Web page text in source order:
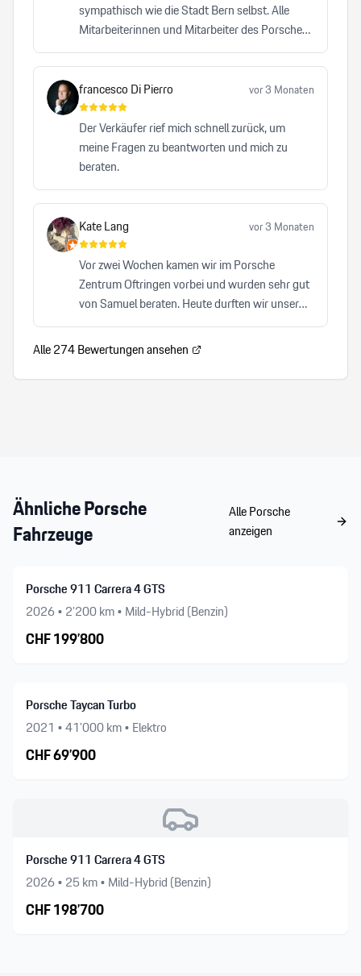
sympathisch wie die Stadt Bern selbst. Alle
Mitarbeiterinnen und Mitarbeiter des Porsche
Zentrums Bern leisten einen bemerkenswerten
Beitrag dazu, dass die Traditionsmarke Porsche
auf höchstem Niveau repräsentiert wird. Kein
anderes Autohaus, das ich bisher besucht habe,
hat mich mit einer vergleichbaren Herzlichkeit,
Professionalität und Zuverlässigkeit überzeugt.
francesco Di Pierro vor 3 Monaten
Der Verkäufer rief mich schnell zurück, um
meine Fragen zu beantworten und mich zu
beraten.
Kate Lang vor 3 Monaten
Vor zwei Wochen kamen wir im Porsche
Zentrum Oftringen vorbei und wurden sehr gut
von Samuel beraten. Heute durften wir unser
Auto abholen und waren von A-Z zufrieden. Wir
können Samuel von Herzen und auch das
Porsche Zentrum Oftrigen sehr empfehlen.
Herzlicher, kompetenter Service, der keinen
Alle274Bewertungen ansehen
ÄhnlichePorsche
Fahrzeuge
AllePorsche
anzeigen
Porsche 911 Carrera 4 GTS
2026• 2’200km • Mild-Hybrid (Benzin)
CHF199’800
Porsche Taycan Turbo
2021 •41’000km • Elektro
CHF69’900
Porsche 911 Carrera 4 GTS
2026• 25km • Mild-Hybrid (Benzin)
CHF198’700